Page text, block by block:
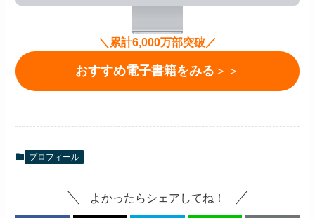
＼累計6,000万部突破／
おすすめ電子書籍をみる ＞＞
プロフィール
よかったらシェアしてね！